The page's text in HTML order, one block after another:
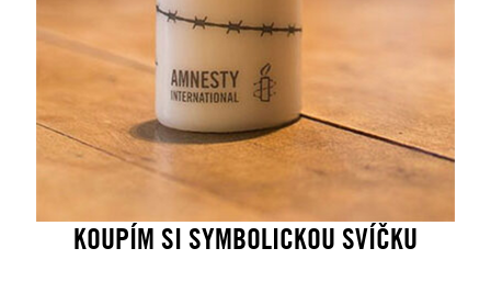
KOUPÍM SI SYMBOLICKOU SVÍČKU